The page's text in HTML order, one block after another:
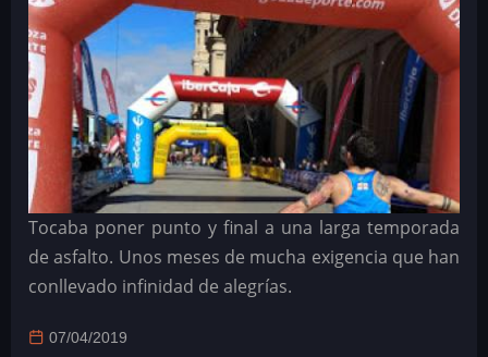
Tocaba poner punto y final a una larga temporada
de asfalto. Unos meses de mucha exigencia que han
conllevado infinidad de alegrías.
07/04/2019